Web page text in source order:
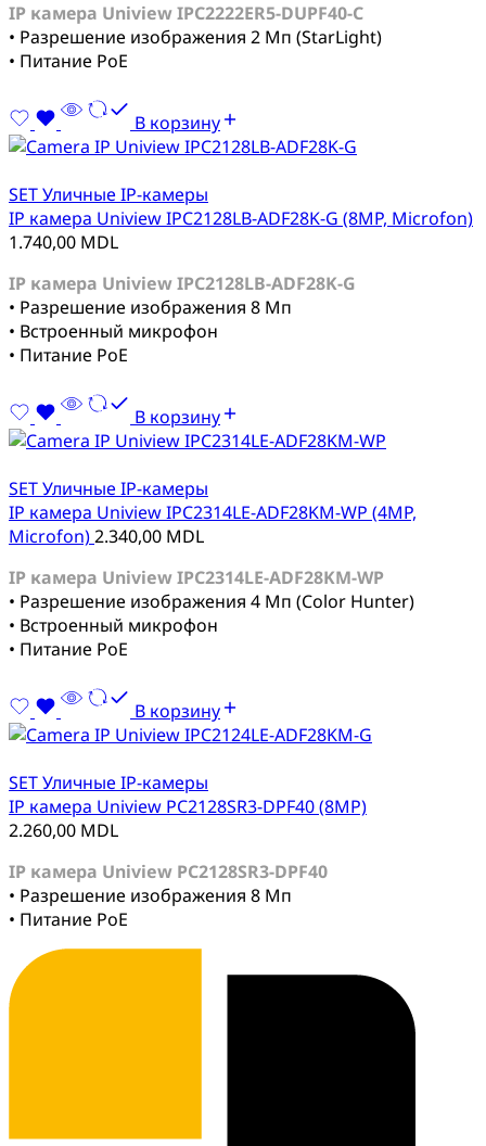
IP камера Uniview IPC2222ER5-DUPF40-C
• Разрешение изображения 2 Мп (StarLight)
• Питание PoE
В корзину
SET Уличные IP-камеры
IP камера Uniview IPC2128LB-ADF28K-G (8MP, Microfon)
1.740,00 MDL
IP камера Uniview IPC2128LB-ADF28K-G
• Разрешение изображения 8 Мп
• Встроенный микрофон
• Питание PoE
В корзину
SET Уличные IP-камеры
IP камера Uniview IPC2314LE-ADF28KM-WP (4MP,
Microfon)2.340,00 MDL
IP камера Uniview IPC2314LE-ADF28KM-WP
• Разрешение изображения 4 Мп (Color Hunter)
• Встроенный микрофон
• Питание PoE
В корзину
SET Уличные IP-камеры
IP камера Uniview PC2128SR3-DPF40 (8MP)
2.260,00 MDL
IP камера Uniview PC2128SR3-DPF40
• Разрешение изображения 8 Мп
• Питание PoE